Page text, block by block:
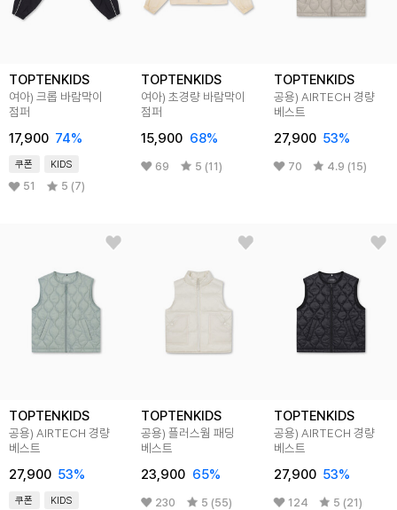
TOPTENKIDS
여아) 크롭 바람막이
점퍼
17,900 74%
쿠폰 KIDS
51 5 (7)
TOPTENKIDS
여아) 초경량 바람막이
점퍼
15,900 68%
69 5 (11)
TOPTENKIDS
공용) AIRTECH 경량
베스트
27,900 53%
70 4.9 (15)
TOPTENKIDS
공용) AIRTECH 경량
베스트
27,900 53%
쿠폰 KIDS
TOPTENKIDS
공용) 플러스웜 패딩
베스트
23,900 65%
230 5 (55)
TOPTENKIDS
공용) AIRTECH 경량
베스트
27,900 53%
124 5 (21)